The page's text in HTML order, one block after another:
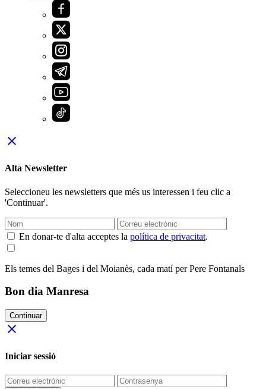
close
Alta Newsletter
Seleccioneu les newsletters que més us interessen i feu clic a
'Continuar'.
En donar-te d'alta acceptes la política de privacitat.
Els temes del Bages i del Moianès, cada matí per Pere Fontanals
Bon dia Manresa
Continuar
close
Iniciar sessió